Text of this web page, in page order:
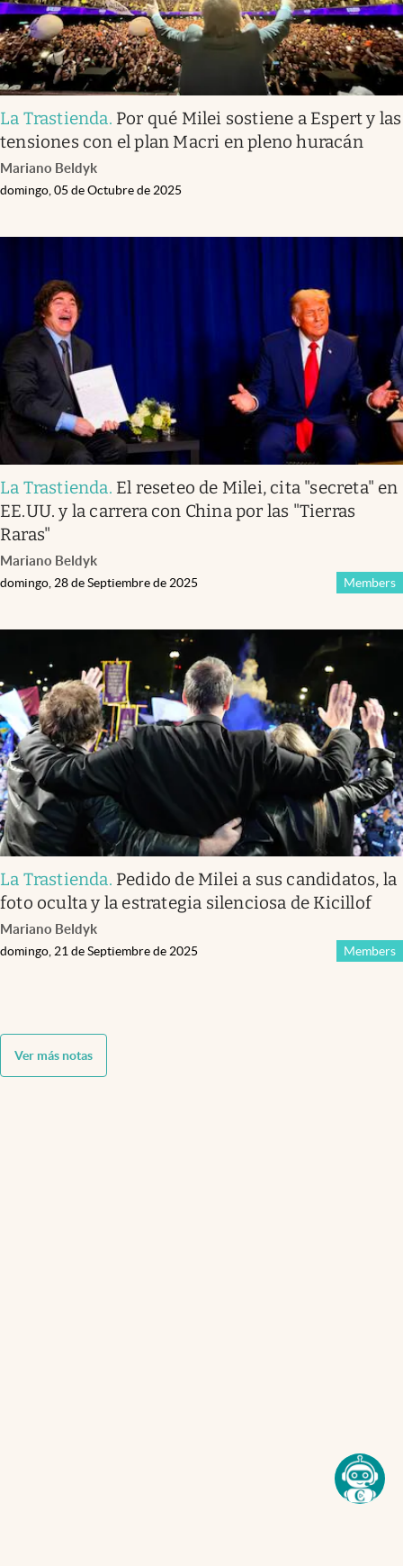
La Trastienda. Por qué Milei sostiene a Espert y las
tensiones con el plan Macri en pleno huracán
Mariano Beldyk
domingo, 05 de Octubre de 2025
La Trastienda. El reseteo de Milei, cita "secreta" en
EE.UU. y la carrera con China por las "Tierras
Raras"
Mariano Beldyk
Members
domingo, 28 de Septiembre de 2025
La Trastienda. Pedido de Milei a sus candidatos, la
foto oculta y la estrategia silenciosa de Kicillof
Mariano Beldyk
Members
domingo, 21 de Septiembre de 2025
Ver más notas